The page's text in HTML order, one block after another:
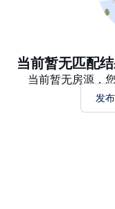
当前暂无匹配
当前暂无房源，
发